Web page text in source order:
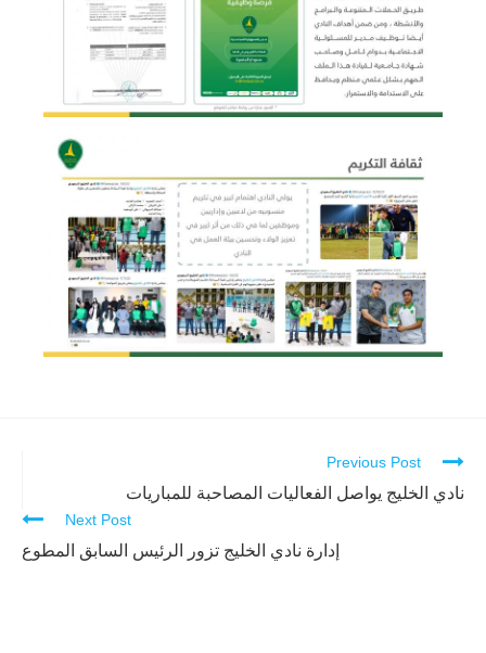
Continue
Reading
Previous Post
نادي الخليج يواصل الفعاليات المصاحبة للمباريات
Next Post
إدارة نادي الخليج تزور الرئيس السابق المطوع